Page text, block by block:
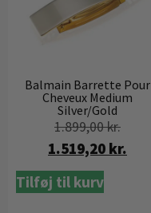
Balmain Barrette Pour
Cheveux Medium
Silver/Gold
1.899,00kr.
1.519,20 kr.
Tilføj til kurv